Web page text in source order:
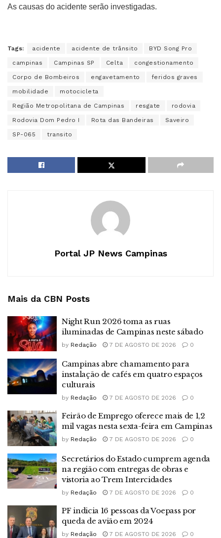
As causas do acidente serão investigadas.
Tags: acidente acidente de trânsito BYD Song Pro
campinas Campinas SP Celta congestionamento
Corpo de Bombeiros engavetamento feridos graves
mobilidade motocicleta
Região Metropolitana de Campinas resgate rodovia
Rodovia Dom Pedro I Rota das Bandeiras Saveiro
SP-065 transito
Portal JP News Campinas
Mais da CBN Posts
Night Run 2026 toma as ruas
iluminadas de Campinas neste sábado
by Redação 7 DE AGOSTO DE 2026 0
Campinas abre chamamento para
instalação de cafés em quatro espaços
culturais
by Redação 7 DE AGOSTO DE 2026 0
Feirão de Emprego oferece mais de 1,2
mil vagas nesta sexta-feira em Campinas
by Redação 7 DE AGOSTO DE 2026 0
Secretários do Estado cumprem agenda
na região com entregas de obras e
vistoria ao Trem Intercidades
by Redação 7 DE AGOSTO DE 2026 0
PF indicia 16 pessoas da Voepass por
queda de avião em 2024
by Redação 7 DE AGOSTO DE 2026 0